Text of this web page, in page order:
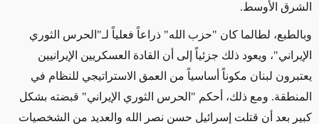
الشرق الأوسط.
وبالطبع، لطالما كان "حزب الله" ذراعاً فعلياً لـ"الحرس الثوري
الإيراني"، ويعود ذلك جزئياً إلى أن القادة العسكريين الإيرانيين
يعتبرون لبنان مكوناً أساسياً من العمق الاستراتيجي للنظام في
المنطقة. ومع ذلك، أحكم " الحرس الثوري الإيراني" قبضته بشكل
كبير بعد أن قتلت إسرائيل حسن نصر الله والعديد من الشخصيات